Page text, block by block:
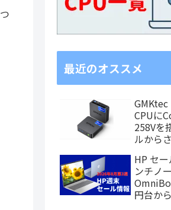
最近のオススメ
GMKtec
CPUに
258Vを
ルから
HP セ
ンチノ
円台か